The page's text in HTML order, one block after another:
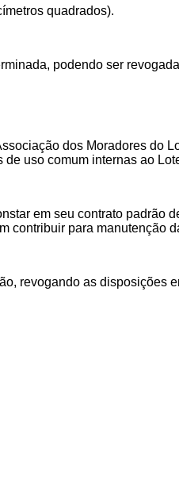
quadrados).
podendo ser
dos Moradores do
uso comum internas ao
em seu contrato padrão
contribuir para manutenção
revogando as disposições